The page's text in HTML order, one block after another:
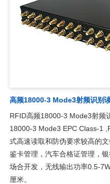
高频18000-3 Mode3射频识别
RFID高频18000-3 Mode3射频
18000-3 Mode3 EPC Class-1
式高速读取和防伪要求较高的
鉴卡管理，汽车合格证管理，
场合开发，无线输出功率0.5-
厘米。